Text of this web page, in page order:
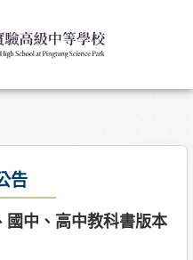
告
國中、高中教科書版本